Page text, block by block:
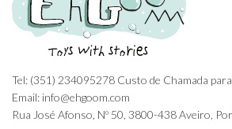
Tel: (351) 234095278 Custo de Chamada
Email: info@ehgoom.com
Rua José Afonso, Nº 50, 3800-438 Aveiro,